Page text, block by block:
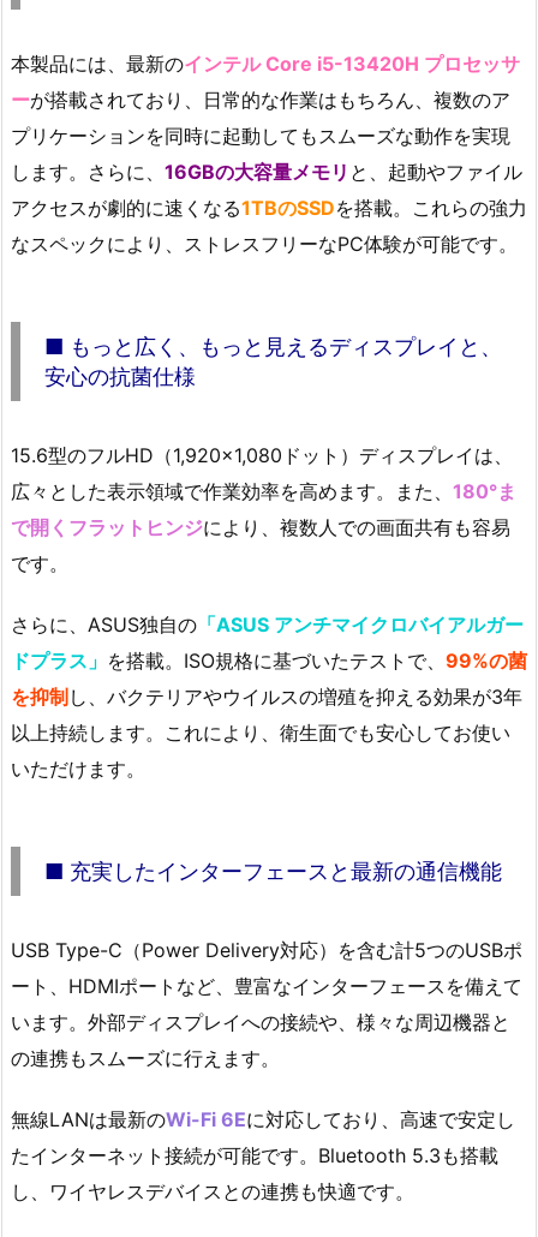
本製品には、最新のインテル Core i5-13420H プロセッサ
ーが搭載されており、日常的な作業はもちろん、複数のア
プリケーションを同時に起動してもスムーズな動作を実現
します。さらに、 16GBの大容量メモリ と、起動やファイル
アクセスが劇的に速くなる1TBのSSDを搭載。これらの強力
なスペックにより、ストレスフリーなPC体験が可能です。
■ もっと広く、もっと見えるディスプレイと、
安心の抗菌仕様
15.6型のフルHD（1,920×1,080ドット）ディスプレイは、
広々とした表示領域で作業効率を高めます。また、 180°ま
で開くフラットヒンジにより、複数人での画面共有も容易
です。
さらに、ASUS独自の 「ASUS アンチマイクロバイアルガー
ドプラス」 を搭載。ISO規格に基づいたテストで、 99%の菌
を抑制し、バクテリアやウイルスの増殖を抑える効果が3年
以上持続します。これにより、衛生面でも安心してお使い
いただけます。
■ 充実したインターフェースと最新の通信機能
USB Type-C（Power Delivery対応）を含む計5つのUSBポ
ート、HDMIポートなど、豊富なインターフェースを備えて
います。外部ディスプレイへの接続や、様々な周辺機器と
の連携もスムーズに行えます。
無線LANは最新のWi-Fi 6Eに対応しており、高速で安定し
たインターネット接続が可能です。Bluetooth 5.3も搭載
し、ワイヤレスデバイスとの連携も快適です。